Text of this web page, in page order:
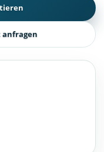
anfragen